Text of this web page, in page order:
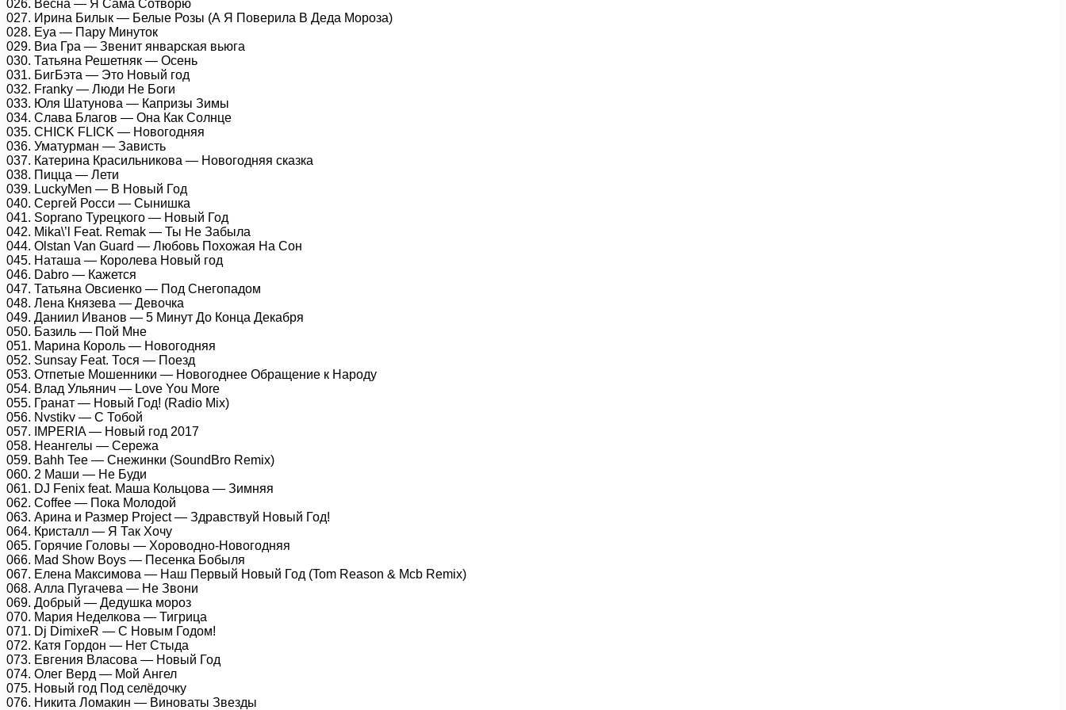
026. Весна — Я Сама Сотворю
027. Ирина Билык — Белые Розы (А Я Поверила В Деда Мороза)
028. Eya — Пару Минуток
029. Виа Гра — Звенит январская вьюга
030. Татьяна Решетняк — Осень
031. БигБэта — Это Новый год
032. Franky — Люди Не Боги
033. Юля Шатунова — Капризы Зимы
034. Слава Благов — Она Как Солнце
035. CHICK FLICK — Новогодняя
036. Уматурман — Зависть
037. Катерина Красильникова — Новогодняя сказка
038. Пицца — Лети
039. LuckyMen — В Новый Год
040. Сергей Росси — Сынишка
041. Soprano Турецкого — Новый Год
042. Mika\’l Feat. Remak — Ты Не Забыла
044. Olstan Van Guard — Любовь Похожая На Сон
045. Наташа — Королева Новый год
046. Dabro — Кажется
047. Татьяна Овсиенко — Под Снегопадом
048. Лена Князева — Девочка
049. Даниил Иванов — 5 Минут До Конца Декабря
050. Базиль — Пой Мне
051. Марина Король — Новогодняя
052. Sunsay Feat. Тося — Поезд
053. Отпетые Мошенники — Новогоднее Обращение к Народу
054. Влад Ульянич — Love You More
055. Гранат — Новый Год! (Radio Mix)
056. Nvstikv — С Тобой
057. IMPERIA — Новый год 2017
058. Неангелы — Сережа
059. Bahh Tee — Снежинки (SoundBro Remix)
060. 2 Маши — Не Буди
061. DJ Fenix feat. Маша Кольцова — Зимняя
062. Coffee — Пока Молодой
063. Арина и Размер Project — Здравствуй Новый Год!
064. Кристалл — Я Так Хочу
065. Горячие Головы — Хороводно-Новогодняя
066. Mad Show Boys — Песенка Бобыля
067. Елена Максимова — Наш Первый Новый Год (Tom Reason & Mcb Remix)
068. Алла Пугачева — Не Звони
069. Добрый — Дедушка мороз
070. Мария Неделкова — Тигрица
071. Dj DimixeR — С Новым Годом!
072. Катя Гордон — Нет Стыда
073. Евгения Власова — Новый Год
074. Олег Верд — Мой Ангел
075. Новый год Под селёдочку
076. Никита Ломакин — Виноваты Звезды